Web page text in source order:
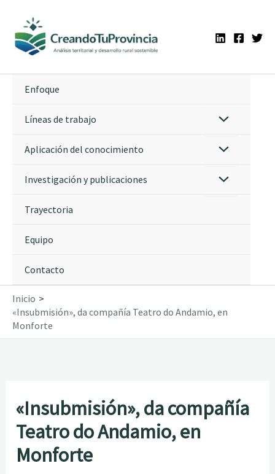
contenido
Enfoque
Líneas de trabajo
Aplicación del conocimiento
Investigación y publicaciones
Trayectoria
Equipo
Contacto
Inicio
«Insubmisión», da compañía Teatro do Andamio, en
Monforte
«Insubmisión», da compañía
Teatro do Andamio, en
Monforte